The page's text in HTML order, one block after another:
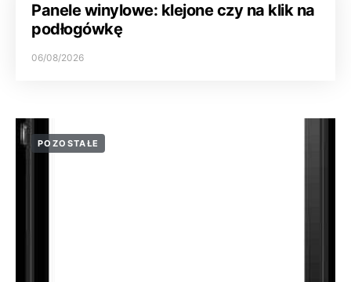
Panele winylowe: klejone czy na klik na
podłogówkę
06/08/2026
POZOSTAŁE